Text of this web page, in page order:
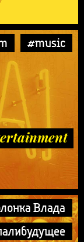
#music
Влада